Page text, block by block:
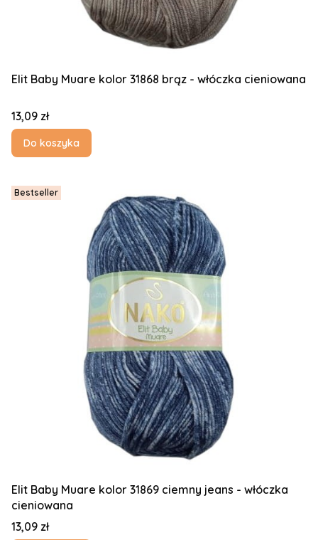
Elit Baby Muare kolor 31868 brąz - włóczka cieniowana
Cena
13,09 zł
Do koszyka
Bestseller
Elit Baby Muare kolor 31869 ciemny jeans - włóczka
cieniowana
Cena
13,09 zł